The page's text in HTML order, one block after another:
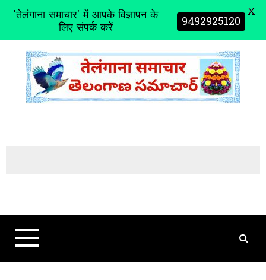
t
'तेलंगाना समाचार' में आपके विज्ञापन के
लिए संपर्क करें 9492925120 X